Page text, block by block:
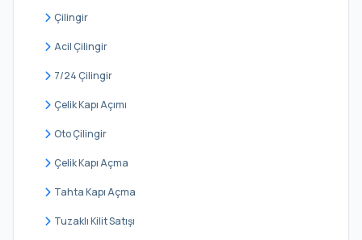
Çilingir
Acil Çilingir
7/24 Çilingir
Çelik Kapı Açımı
Oto Çilingir
Çelik Kapı Açma
Tahta Kapı Açma
Tuzaklı Kilit Satışı